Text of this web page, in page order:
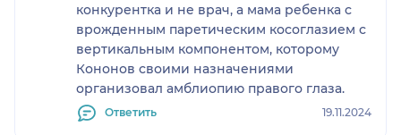
конкурентка и не врач, а мама ребенка с
врожденным паретическим косоглазием с
вертикальным компонентом, которому
Кононов своими назначениями
организовал амблиопию правого глаза.
Ответить 19.11.2024